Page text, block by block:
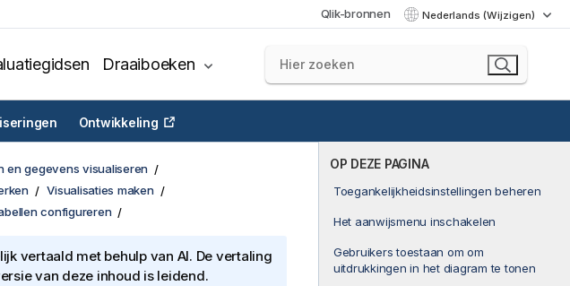
Qlik-bronnen Nederlands (Wijzigen)
Draaiboeken
Ontwikkeling
OP DEZE PAGINA
Toegankelijkheidsinstellingen beheren
Het aanwijsmenu inschakelen
Gebruikers toestaan om om
uitdrukkingen in het diagram te tonen
en gegevens visualiseren
Visualisaties maken
configureren
vertaald met behulp van AI. De vertaling
van deze inhoud is leidend.